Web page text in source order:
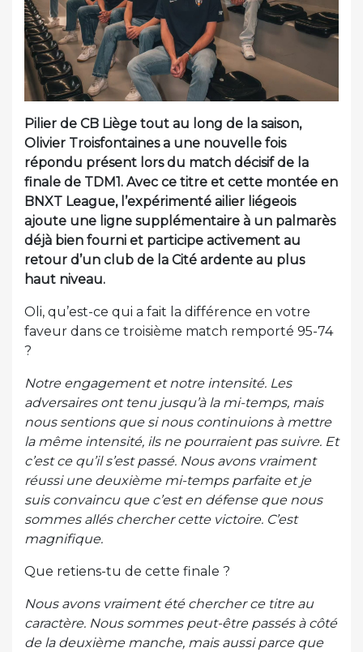
Pilier de CB Liège tout au long de la saison,
Olivier Troisfontaines a une nouvelle fois
répondu présent lors du match décisif de la
finale de TDM1. Avec ce titre et cette montée en
BNXT League, l’expérimenté ailier liégeois
ajoute une ligne supplémentaire à un palmarès
déjà bien fourni et participe activement au
retour d’un club de la Cité ardente au plus
haut niveau.
Oli, qu’est-ce qui a fait la différence en votre
faveur dans ce troisième match remporté 95-74
?
Notre engagement et notre intensité. Les
adversaires ont tenu jusqu’à la mi-temps, mais
nous sentions que si nous continuions à mettre
la même intensité, ils ne pourraient pas suivre. Et
c’est ce qu’il s’est passé. Nous avons vraiment
réussi une deuxième mi-temps parfaite et je
suis convaincu que c’est en défense que nous
sommes allés chercher cette victoire. C’est
magnifique.
Que retiens-tu de cette finale ?
Nous avons vraiment été chercher ce titre au
caractère. Nous sommes peut-être passés à côté
de la deuxième manche, mais aussi parce que